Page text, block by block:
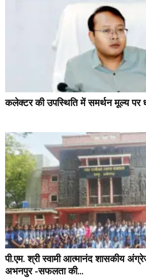
कलेक्टर की उपस्थिति में समर्थन मूल्य पर
पी.एम. श्री स्वामी आत्मानंद शासकीय
अभनपुर -सफलता की...